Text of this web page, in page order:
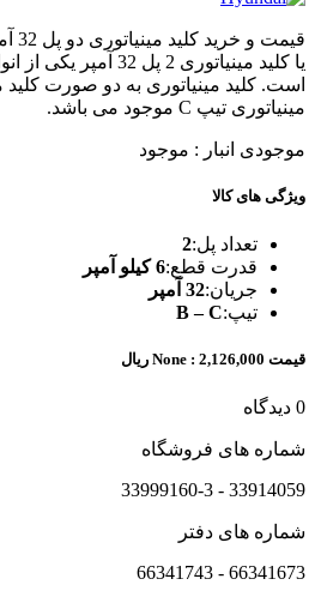
یا کلید مینیاتوری 2 پل
مینیاتوری تیپ C موجود می باشد.
موجودی انبار : موجود
ویژگی های کالا
تعداد پل:2
قدرت قطع:6 کیلو آمپر
جریان:32 آمپر
تیپ:B – C
قیمت None : 2,126,000 ریال
0 دیدگاه
شماره های فروشگاه
33914059 - 33999160-3
شماره های دفتر
66341673 - 66341743